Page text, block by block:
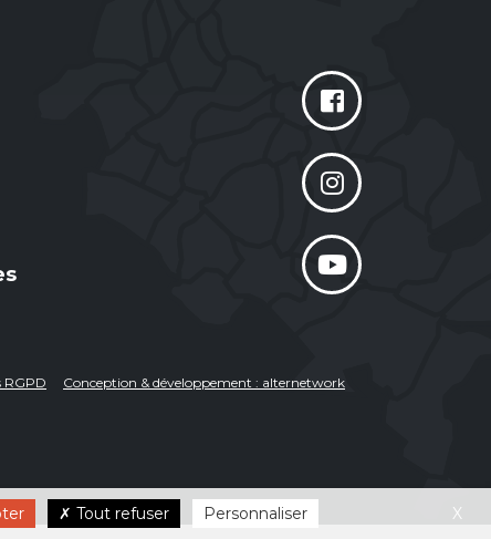
RGPD Conception & développement : alternetwork
X
Tout refuser Personnaliser